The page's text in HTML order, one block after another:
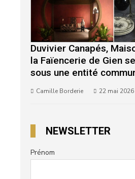
Duvivier Canapés,
la Faïencerie de Gien
sous une entité
Camille Borderie 22 mai 2026
NEWSLETTER
Prénom